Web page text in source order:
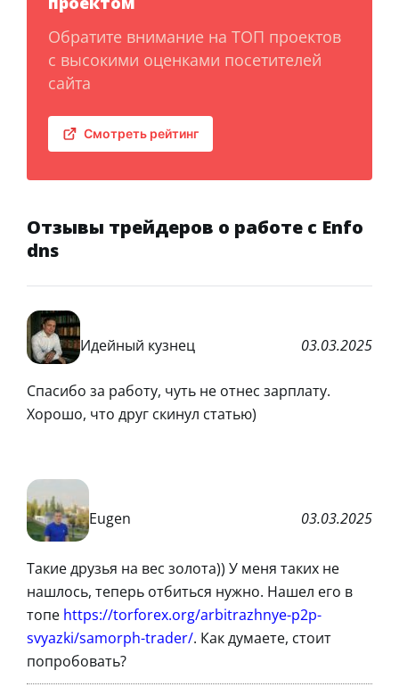
Обратите внимание на ТОП проектов
с высокими оценками посетителей
сайта
Смотреть рейтинг
Отзывы трейдеров о работе с Enfo
dns
Идейный кузнец 03.03.2025
Спасибо за работу, чуть не отнес зарплату.
Хорошо, что друг скинул статью)
Eugen 03.03.2025
Такие друзья на вес золота)) У меня таких не
нашлось, теперь отбиться нужно. Нашел его в
топе https://torforex.org/arbitrazhnye-p2p-
svyazki/samorph-trader/. Как думаете, стоит
попробовать?